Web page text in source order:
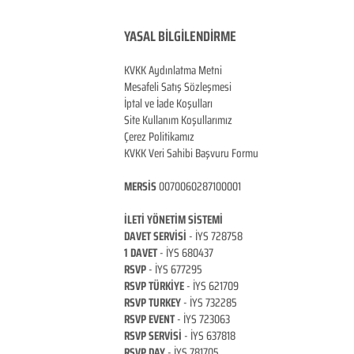
YASAL BİLGİLENDİRME
KVKK Aydınlatma Metni
Mesafeli Satış Sözleşmesi
İptal ve İade Koşulları
Site Kullanım Koşullarımız
Çerez Politikamız
KVKK Veri Sahibi Başvuru Formu
MERSİS0070060287100001
İLETİ YÖNETİM SİSTEMİ
DAVET SERVİSİ- İYS 728758
1 DAVET- İYS 680437
RSVP- İYS 677295
RSVP TÜRKİYE- İYS 621709
RSVP TURKEY- İYS 732285
RSVP EVENT- İYS 723063
RSVP SERVİSİ- İYS 637818